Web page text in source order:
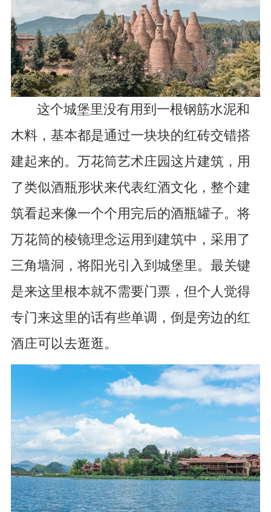
这个城堡里没有用到一根钢筋水泥和
木料，基本都是通过一块块的红砖交错搭
建起来的。万花筒艺术庄园这片建筑，用
了类似酒瓶形状来代表红酒文化，整个建
筑看起来像一个个用完后的酒瓶罐子。将
万花筒的棱镜理念运用到建筑中，采用了
三角墙洞，将阳光引入到城堡里。最关键
是来这里根本就不需要门票，但个人觉得
专门来这里的话有些单调，倒是旁边的红
酒庄可以去逛逛。